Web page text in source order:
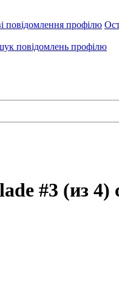
повідомлення профілю
повідомлень профілю
#3 (из 4)